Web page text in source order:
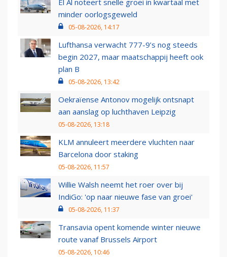
minder oorlogsgeweld
05-08-2026, 14:17
Lufthansa verwacht 777-9’s nog steeds
begin 2027, maar maatschappij heeft ook
plan B
05-08-2026, 13:42
Oekraïense Antonov mogelijk ontsnapt
aan aanslag op luchthaven Leipzig
05-08-2026, 13:18
KLM annuleert meerdere vluchten naar
Barcelona door staking
05-08-2026, 11:57
Willie Walsh neemt het roer over bij
IndiGo: 'op naar nieuwe fase van groei'
05-08-2026, 11:37
Transavia opent komende winter nieuwe
route vanaf Brussels Airport
05-08-2026, 10:46